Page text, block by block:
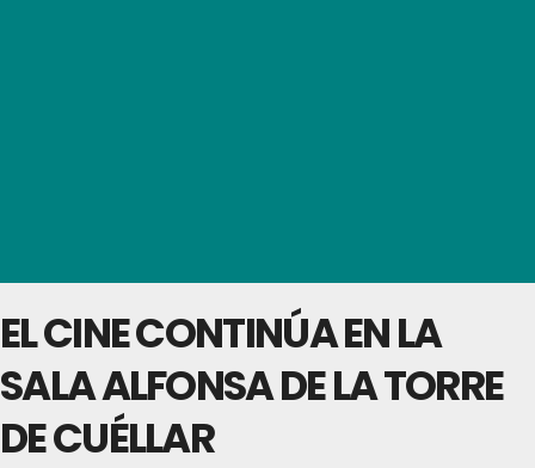
EL CINE CONTINÚA EN LA
SALA ALFONSA DE LA TORRE
DE CUÉLLAR